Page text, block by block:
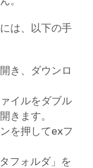
は、以下の手
き、ダウンロ
イルをダブル
きます。
を押してexフ
フォルダ」を